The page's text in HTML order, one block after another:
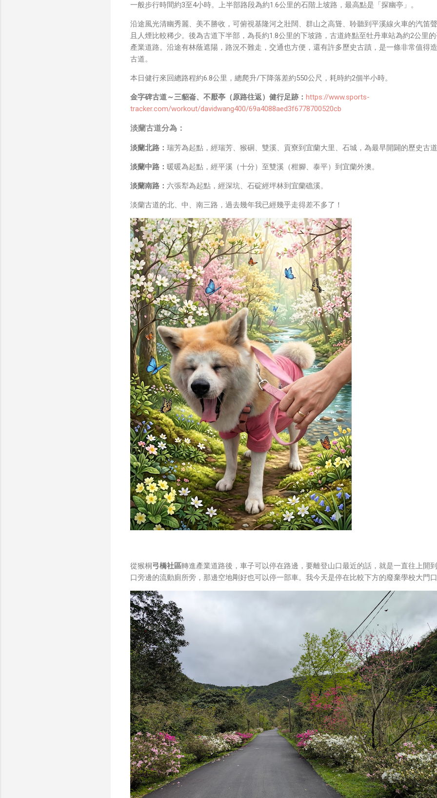
一般步行時間約3至4小時。上半部路段為約1.6公里的石階上坡路，最高點是「探幽亭」。
沿途風光清幽秀麗、美不勝收，可俯視基隆河之壯闊、群山之高聳、聆聽到平溪線火車的汽笛
且人煙比較稀少。後為古道下半部，為長約1.8公里的下坡路，古道終點至牡丹車站為約2公里
產業道路。沿途有林蔭遮陽，路況不難走，交通也方便，還有許多歷史古蹟，是一條非常值得
古道。
本日健行來回總路程約6.8公里，總爬升/下降落差約550公尺，耗時約2個半小時。
金字碑古道～三貂崙、不厭亭（原路往返）健行足跡： https://www.sports-
tracker.com/workout/davidwang400/69a4088aed3f6778700520cb
淡蘭古道分為：
淡蘭北路： 瑞芳為起點，經瑞芳、猴硐、雙溪、貢寮到宜蘭大里、石城，為最早開闢的歷史古
淡蘭中路： 暖暖為起點，經平溪（十分）至雙溪（柑腳、泰平）到宜蘭外澳。
淡蘭南路： 六張犁為起點，經深坑、石碇經坪林到宜蘭礁溪。
淡蘭古道的北、中、南三路，過去幾年我已經幾乎走得差不多了！
從猴桐弓橋社區轉進產業道路後，車子可以停在路邊，要離登山口最近的話，就是一直往上開
口旁邊的流動廁所旁，那邊空地剛好也可以停一部車。我今天是停在比較下方的廢棄學校大門